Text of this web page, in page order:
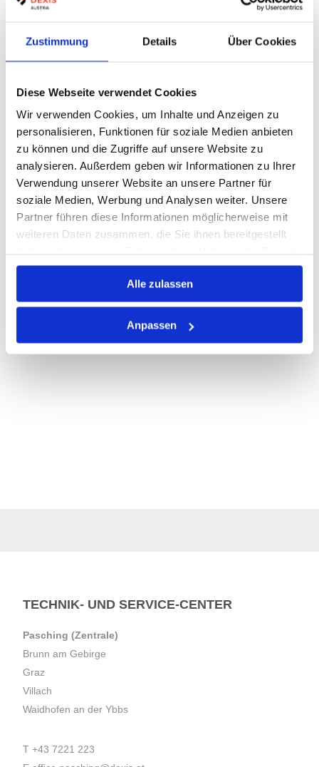
Zustimmung Details Über Cookies
Diese Webseite verwendet Cookies
Wir verwenden Cookies, um Inhalte und Anzeigen zu
personalisieren, Funktionen für soziale Medien anbieten
zu können und die Zugriffe auf unsere Website zu
analysieren. Außerdem geben wir Informationen zu Ihrer
Verwendung unserer Website an unsere Partner für
soziale Medien, Werbung und Analysen weiter. Unsere
Partner führen diese Informationen möglicherweise mit
weiteren Daten zusammen, die Sie ihnen bereitgestellt
gesammelt haben.
Alle zulassen
Anpassen
ID: 118,00mm
STK Warenkorb
Nicht auf Lager
TECHNIK- UND SERVICE-CENTER
Pasching (Zentrale)
Brunn am Gebirge
Graz
Villach
Waidhofen an der Ybbs
T +43 7221 223